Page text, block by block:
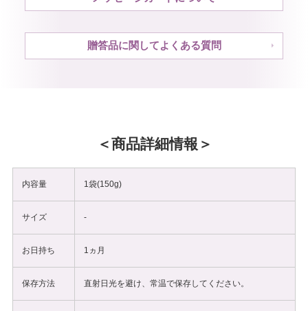
贈答品に関してよくある質問
商品詳細情報
内容量 1袋(150g)
サイズ -
お日持ち 1ヵ月
保存方法 直射日光を避け、常温で保存してください。